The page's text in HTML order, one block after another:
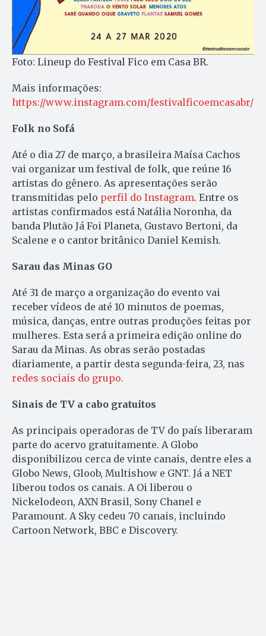
Foto: Lineup do Festival Fico em Casa BR.
Mais informações:
https://www.instagram.com/festivalficoemcasabr/
Folk no Sofá
Até o dia 27 de março, a brasileira Maísa Cachos
vai organizar um festival de folk, que reúne 16
artistas do gênero. As apresentações serão
transmitidas pelo perfil do Instagram. Entre os
artistas confirmados está Natália Noronha, da
banda Plutão Já Foi Planeta, Gustavo Bertoni, da
Scalene e o cantor britânico Daniel Kemish.
Sarau das Minas GO
Até 31 de março a organização do evento vai
receber vídeos de até 10 minutos de poemas,
música, danças, entre outras produções feitas por
mulheres. Esta será a primeira edição online do
Sarau da Minas. As obras serão postadas
diariamente, a partir desta segunda-feira, 23, nas
redes sociais do grupo.
Sinais de TV a cabo gratuitos
As principais operadoras de TV do país liberaram
parte do acervo gratuitamente. A Globo
disponibilizou cerca de vinte canais, dentre eles a
Globo News, Gloob, Multishow e GNT. Já a NET
liberou todos os canais. A Oi liberou o
Nickelodeon, AXN Brasil, Sony Chanel e
Paramount. A Sky cedeu 70 canais, incluindo
Cartoon Network, BBC e Discovery.